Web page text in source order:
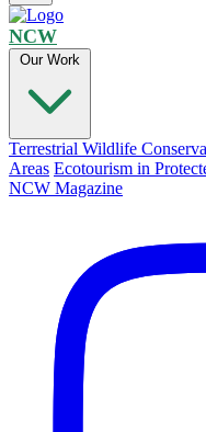
NCW
Our Work
Terrestrial Wildlife
Areas Ecotourism in
NCW Magazine